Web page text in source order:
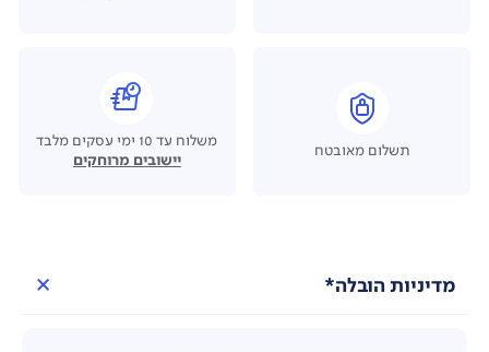
תשלום מאובטח
משלוח עד 10 ימי עסקים מלבד
יישובים מרוחקים
מדיניות הובלה*